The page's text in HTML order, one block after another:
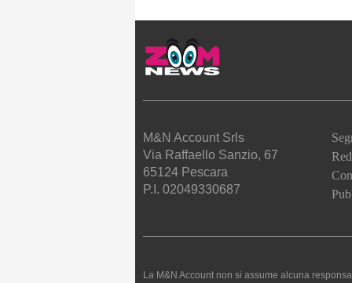
M&N Account Srls
Via Raffaello Sanzio, 67
65124 Pescara
P.I. 02049330687
La M&N Account non si assume alcuna